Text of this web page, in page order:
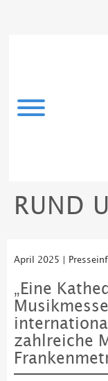
RUND
April 2025 |
„Eine
zahlreiche